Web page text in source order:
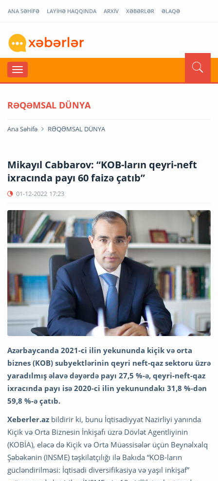
ANA SƏHİFƏ LAYİHƏ HAQQINDA ARXİV XƏBƏRLƏR ƏLAQƏ
RƏQƏMSAL DÜNYA
Ana Səhifə RƏQƏMSAL DÜNYA
Mikayıl Cabbarov: “KOB-ların qeyri-neft
ixracında payı 60 faizə çatıb”
01-12-2022 17:23
Azərbaycanda 2021-ci ilin yekununda kiçik və orta
biznes (KOB) subyektlərinin qeyri neft-qaz sektoru üzrə
yaradılmış əlavə dəyərdə payı 27,5 %-ə, qeyri-neft-qaz
ixracında payı isə 2020-ci ilin yekunundakı 31,8 %-dən
59,8 %-ə çatıb.
Xeberler.az bildirir ki, bunu İqtisadiyyat Nazirliyi yanında
Kiçik və Orta Biznesin İnkişafı üzrə Dövlət Agentliyinin
(KOBİA), eləcə də Kiçik və Orta Müəssisələr üçün Beynəlxalq
Şəbəkənin (INSME) təşkilatçılığı ilə Bakıda “KOB-ların
gücləndirilməsi: İqtisadi diversifikasiya və yaşıl inkişaf”